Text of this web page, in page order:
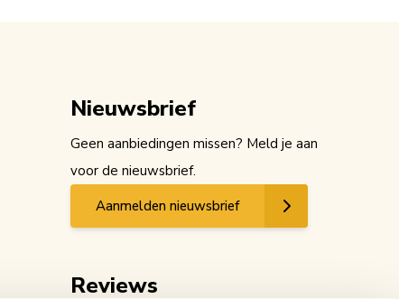
Nieuwsbrief
Geen aanbiedingen missen? Meld je aan
voor de nieuwsbrief.
Aanmelden nieuwsbrief
Reviews